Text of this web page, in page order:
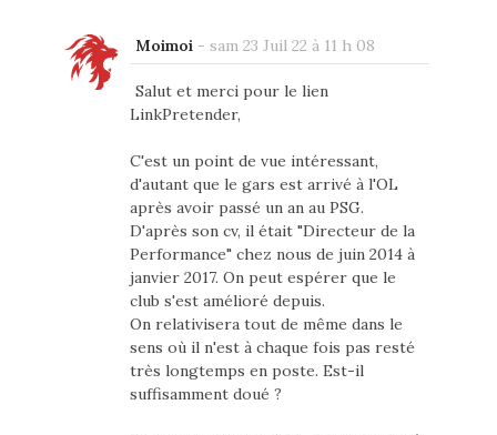
Moimoi- sam 23 Juil 22 à 11 h 08
Salut et merci pour le lien
LinkPretender,
C'est un point de vue intéressant,
d'autant que le gars est arrivé à l'OL
après avoir passé un an au PSG.
D'après son cv, il était "Directeur de la
Performance" chez nous de juin 2014 à
janvier 2017. On peut espérer que le
club s'est amélioré depuis.
On relativisera tout de même dans le
sens où il n'est à chaque fois pas resté
très longtemps en poste. Est-il
suffisamment doué ?